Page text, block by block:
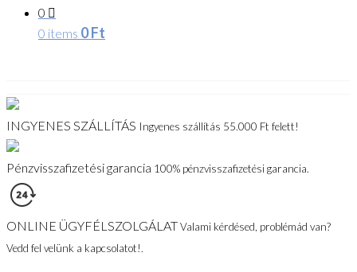
0
0 items 0Ft
INGYENES SZÁLLÍTÁS Ingyenes szállítás 55.000 Ft felett!
Pénzvisszafizetési garancia 100% pénzvisszafizetési garancia.
ONLINE ÜGYFÉLSZOLGÁLATValami kérdésed, problémád van?
Vedd fel velünk a kapcsolatot!.